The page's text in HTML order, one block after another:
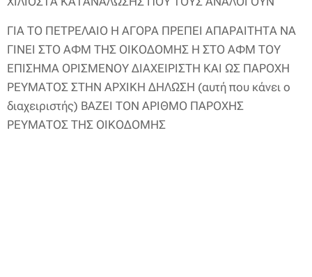
ΓΙΑ ΤΟ ΠΕΤΡΕΛΑΙΟ Η ΑΓΟΡΑ ΠΡΕΠΕΙ ΑΠΑΡΑΙΤΗΤΑ ΝΑ
ΓΙΝΕΙ ΣΤΟ ΑΦΜ ΤΗΣ ΟΙΚΟΔΟΜΗΣ Η ΣΤΟ ΑΦΜ ΤΟΥ
ΕΠΙΣΗΜΑ ΟΡΙΣΜΕΝΟΥ ΔΙΑΧΕΙΡΙΣΤΗ ΚΑΙ ΩΣ ΠΑΡΟΧΗ
ΡΕΥΜΑΤΟΣ ΣΤΗΝ ΑΡΧΙΚΗ ΔΗΛΩΣΗ (αυτή που κάνει ο
διαχειριστής) ΒΑΖΕΙ ΤΟΝ ΑΡΙΘΜΟ ΠΑΡΟΧΗΣ
ΡΕΥΜΑΤΟΣ ΤΗΣ ΟΙΚΟΔΟΜΗΣ